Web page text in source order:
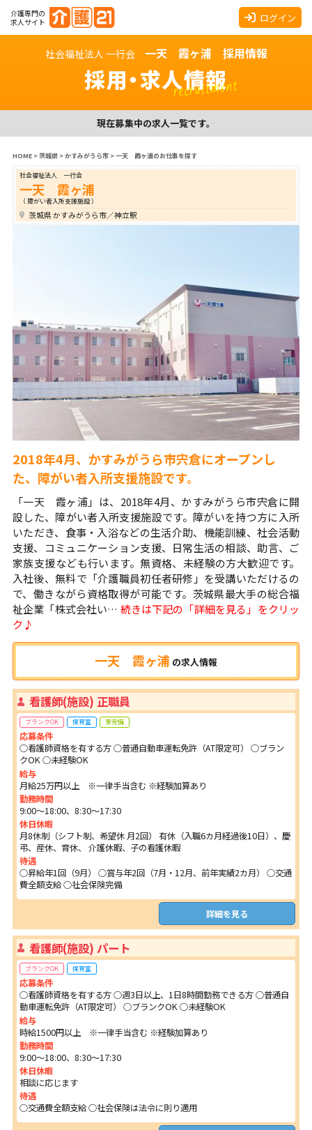
介護専門の
求人サイト
ログイン
社会福祉法人 一行会 一天 霞ヶ浦 採用情報
採用・求人情報
recruitment
現在募集中の求人一覧です。
HOME>茨城県>かすみがうら市>一天 霞ヶ浦のお仕事を探す
社会福祉法人 一行会
一天 霞ヶ浦
（ 障がい者入所支援施設 ）
茨城県 かすみがうら市／神立駅
2018年4月、かすみがうら市宍倉にオープンし
た、障がい者入所支援施設です。
「一天 霞ヶ浦」は、2018年4月、かすみがうら市宍倉に開
設した、障がい者入所支援施設です。障がいを持つ方に入所
いただき、食事・入浴などの生活介助、機能訓練、社会活動
支援、コミュニケーション支援、日常生活の相談、助言、ご
家族支援なども行います。無資格、未経験の方大歓迎です。
入社後、無料で「介護職員初任者研修」を受講いただけるの
で、働きながら資格取得が可能です。茨城県最大手の総合福
祉企業「株式会社い… 続きは下記の「詳細を見る」をクリッ
ク♪
一天 霞ヶ浦 の求人情報
看護師(施設) 正職員
ブランクOK 保育室 寮完備
応募条件
○看護師資格を有する方 ○普通自動車運転免許（AT限定可） ○ブラン
クOK ○未経験OK
給与
月給25万円以上 ※一律手当含む ※経験加算あり
勤務時間
9:00～18:00、8:30～17:30
休日休暇
月8休制（シフト制、希望休 月2回） 有休（入職6カ月経過後10日）、慶
弔、産休、育休、 介護休暇、子の看護休暇
待遇
○昇給年1回（9月） ○賞与年2回（7月・12月、前年実績2カ月） ○交通
費全額支給 ○社会保険完備
詳細を見る
看護師(施設) パート
ブランクOK 保育室
応募条件
○看護師資格を有する方 ○週3日以上、1日8時間勤務できる方 ○普通自
動車運転免許（AT限定可） ○ブランクOK ○未経験OK
給与
時給1500円以上 ※一律手当含む ※経験加算あり
勤務時間
9:00～18:00、8:30～17:30
休日休暇
相談に応じます
待遇
○交通費全額支給 ○社会保険は法令に則り適用